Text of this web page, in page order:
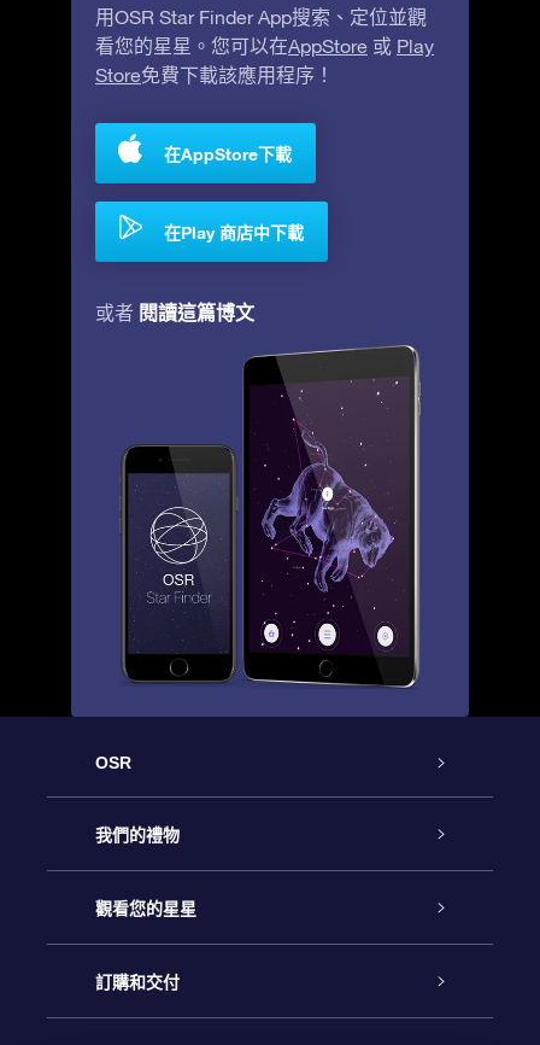
用OSR Star Finder App搜索、定位並觀
看您的星星。您可以在AppStore 或 Play
Store免費下載該應用程序！
在AppStore下載
在Play 商店中下載
或者 閱讀這篇博文
OSR
客戶服務
聯繫我們
博客
我們的禮物
Online Star禮物
OSR禮物包
觀看您的星星
星星注册
訂購和交付